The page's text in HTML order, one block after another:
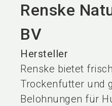
Renske
BV
Hersteller
Renske bietet
Trockenfutter und
Belohnungen für